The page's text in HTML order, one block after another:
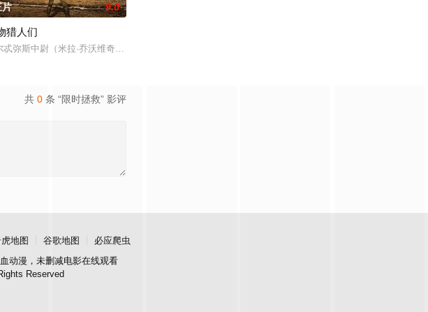
遭域，把整片游乐区变成了开放式猎场
纳州海岸的水生生物发生变异，释放出一种带电的章鱼，威胁着一个海滨度
9.0
猎人们
忒弥斯中尉（米拉·乔沃维奇 饰）和她的精英小队在沙漠执行任务时，意外进入到一个陌生凶残的异世界
共 0 条 “限时拯救” 影评
地图 谷歌地图
必应爬虫
动漫，未删减电影在线观看
Reserved